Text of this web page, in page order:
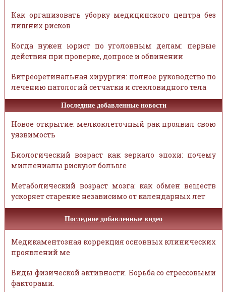
Как организовать уборку медицинского центра без
лишних рисков
Когда нужен юрист по уголовным делам: первые
действия при проверке, допросе и обвинении
Витреоретинальная хирургия: полное руководство по
лечению патологий сетчатки и стекловидного тела
Последние добавленные новости
Новое открытие: мелкоклеточный рак проявил свою
уязвимость
Биологический возраст как зеркало эпохи: почему
миллениалы рискуют больше
Метаболический возраст мозга: как обмен веществ
ускоряет старение независимо от календарных лет
Последние добавленные видео
Медикаментозная коррекция основных клинических
проявлений ме
Виды физической активности. Борьба со стрессовыми
факторами.